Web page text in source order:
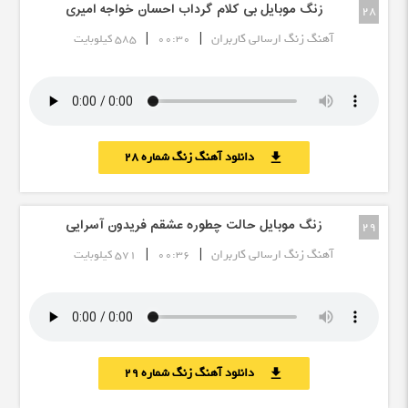
28 زنگ موبایل بی کلام گرداب احسان خواجه امیری
آهنگ زنگ ارسالی کاربران |
00:30
| 585 کیلوبایت
download دانلود آهنگ زنگ شماره 28
29 زنگ موبایل حالت چطوره عشقم فریدون آسرایی
آهنگ زنگ ارسالی کاربران |
00:36
| 571 کیلوبایت
download دانلود آهنگ زنگ شماره 29